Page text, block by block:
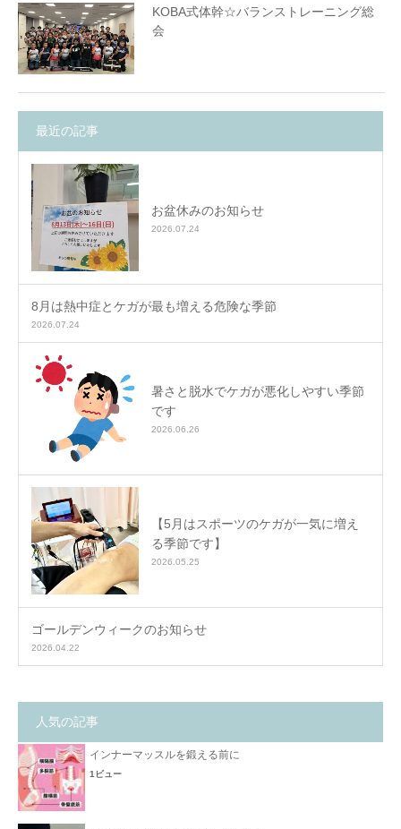
KOBA式体幹☆バランストレーニング総
会
最近の記事
お盆休みのお知らせ
2026.07.24
8月は熱中症とケガが最も増える危険な季節
2026.07.24
暑さと脱水でケガが悪化しやすい季節
です
2026.06.26
【5月はスポーツのケガが一気に増え
る季節です】
2026.05.25
ゴールデンウィークのお知らせ
2026.04.22
人気の記事
インナーマッスルを鍛える前に
1ビュー